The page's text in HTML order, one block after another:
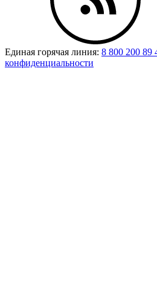
Единая горячая линия: 8 800 200 89
конфиденциальности